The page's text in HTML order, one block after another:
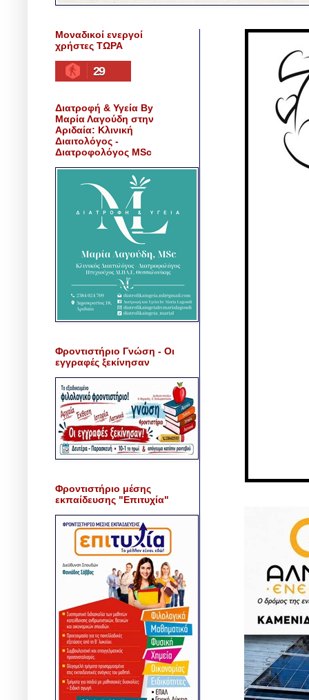
Μοναδικοί ενεργοί
χρήστες ΤΩΡΑ
29
Διατροφή & Υγεία By
Μαρία Λαγούδη στην
Αριδαία: Κλινική
Διαιτολόγος -
Διατροφολόγος MSc
Φροντιστήριο Γνώση - Οι
εγγραφές ξεκίνησαν
Φροντιστήριο μέσης
εκπαίδευσης "Επιτυχία"